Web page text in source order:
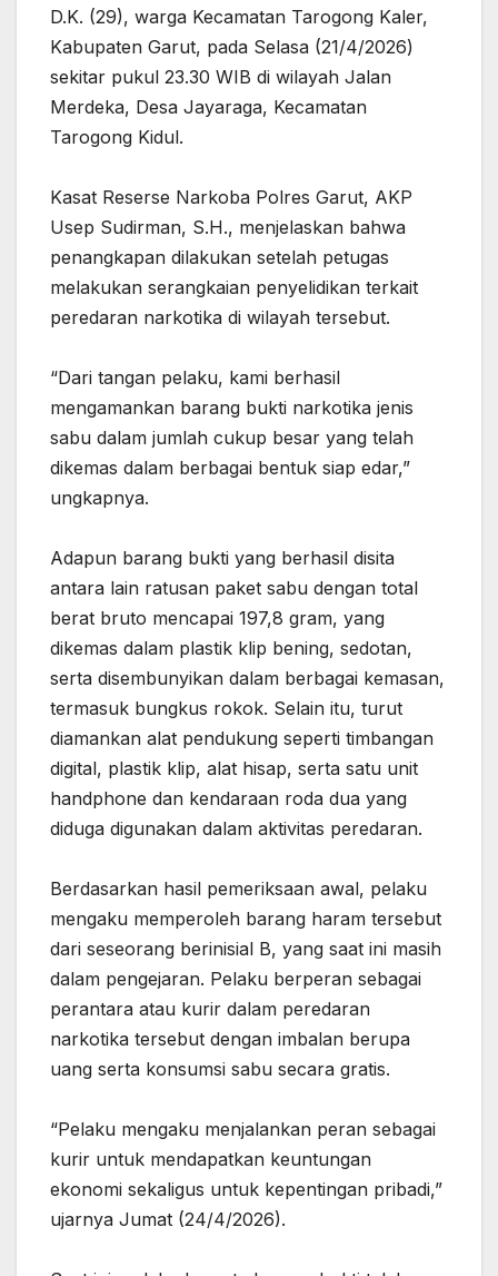
D.K. (29), warga Kecamatan Tarogong Kaler,
Kabupaten Garut, pada Selasa (21/4/2026)
sekitar pukul 23.30 WIB di wilayah Jalan
Merdeka, Desa Jayaraga, Kecamatan
Tarogong Kidul.
‎Kasat Reserse Narkoba Polres Garut, AKP
Usep Sudirman, S.H., menjelaskan bahwa
penangkapan dilakukan setelah petugas
melakukan serangkaian penyelidikan terkait
peredaran narkotika di wilayah tersebut.
‎“Dari tangan pelaku, kami berhasil
mengamankan barang bukti narkotika jenis
sabu dalam jumlah cukup besar yang telah
dikemas dalam berbagai bentuk siap edar,”
ungkapnya.
‎Adapun barang bukti yang berhasil disita
antara lain ratusan paket sabu dengan total
berat bruto mencapai 197,8 gram, yang
dikemas dalam plastik klip bening, sedotan,
serta disembunyikan dalam berbagai kemasan,
termasuk bungkus rokok. Selain itu, turut
diamankan alat pendukung seperti timbangan
digital, plastik klip, alat hisap, serta satu unit
handphone dan kendaraan roda dua yang
diduga digunakan dalam aktivitas peredaran.
‎Berdasarkan hasil pemeriksaan awal, pelaku
mengaku memperoleh barang haram tersebut
dari seseorang berinisial B, yang saat ini masih
dalam pengejaran. Pelaku berperan sebagai
perantara atau kurir dalam peredaran
narkotika tersebut dengan imbalan berupa
uang serta konsumsi sabu secara gratis.
‎“Pelaku mengaku menjalankan peran sebagai
kurir untuk mendapatkan keuntungan
ekonomi sekaligus untuk kepentingan pribadi,”
ujarnya Jumat (24/4/2026).